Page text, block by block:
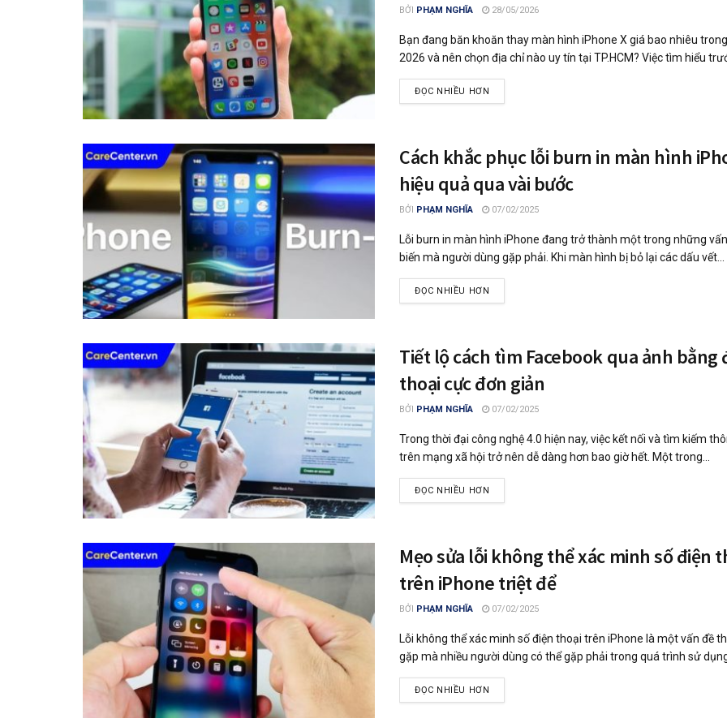
BỞI PHẠM NGHĨA 28/05/2026
Bạn đang băn khoăn thay màn hình iPhone X giá bao nhiêu
2026 và nên chọn địa chỉ nào uy tín tại TP.HCM? Việc tìm hiểu
ĐỌC NHIỀU HƠN
Cách khắc phục lỗi burn in màn hình
hiệu quả qua vài bước
BỞI PHẠM NGHĨA 07/02/2025
Lỗi burn in màn hình iPhone đang trở thành một trong những
biến mà người dùng gặp phải. Khi màn hình bị bỏ lại các dấu vết...
ĐỌC NHIỀU HƠN
Tiết lộ cách tìm Facebook qua ảnh bằng
thoại cực đơn giản
BỞI PHẠM NGHĨA 07/02/2025
Trong thời đại công nghệ 4.0 hiện nay, việc kết nối và tìm kiếm
trên mạng xã hội trở nên dễ dàng hơn bao giờ hết. Một trong...
ĐỌC NHIỀU HƠN
Mẹo sửa lỗi không thể xác minh số điện
trên iPhone triệt để
BỞI PHẠM NGHĨA 07/02/2025
Lỗi không thể xác minh số điện thoại trên iPhone là một vấn đề
gặp mà nhiều người dùng có thể gặp phải trong quá trình sử dụng
ĐỌC NHIỀU HƠN